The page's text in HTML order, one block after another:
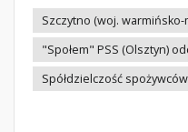
Szczytno (woj.
"Społem" PSS (Olsztyn)
Spółdzielczość spożywców